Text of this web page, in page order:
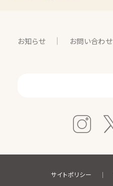
お知らせ お問い合わせ
サイトポリシー